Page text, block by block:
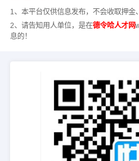
1、本平台仅供信息发布，不会收取押金
2、请告知用人单位，是在德令哈人才网
息的！